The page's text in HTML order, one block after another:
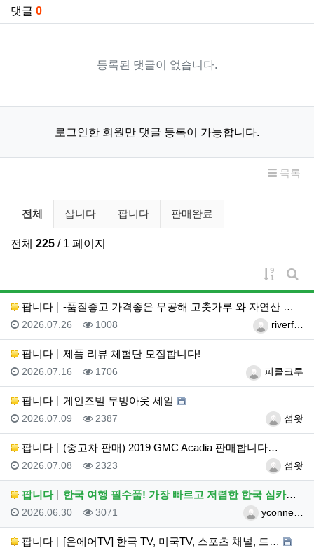
댓글 0
등록된 댓글이 없습니다.
로그인한 회원만 댓글 등록이 가능합니다.
목록
벼룩시장 분류 목록
전체 삽니다 팝니다 판매완료
전체 225 / 1 페이지
게시물
게
팝니다
-품질좋고 가격좋은 무공해 고춧가루 와 자연산 생꿀-
등록자riverf…
등록일
2026.07.26 조회
1008
팝니다 제품 리뷰 체험단 모집합니다!
등록자피클크루
등록일
2026.07.16 조회
1706
팝니다 게인즈빌 무빙아웃 세일
등록자섬왓
등록일
2026.07.09 조회
2387
팝니다 (중고차 판매) 2019 GMC Acadia 판매합니다…
등록자섬왓
등록일
2026.07.08 조회
2323
팝니다 한국 여행 필수품! 가장 빠르고 저렴한 한국 심카드(e…
등록자yconne…
등록일
2026.06.30 조회
3071
팝니다 [온에어TV] 한국 TV, 미국TV, 스포츠 채널, 드…